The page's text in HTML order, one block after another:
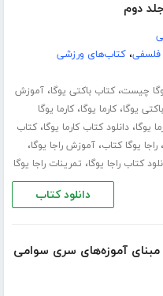
دوم
،کتاب‌های ورزشی
چیست،کتاب باکتی یوگا،آموزش
یوگا،کارما یوگا،کارما یوگا
یوگا،دانلود کتاب کارما یوگا،کتاب
،راجا یوگا کتاب،آموزش راجا یوگا،
کتاب راجا یوگا، تمرینات راجا یوگا
دانلود کتاب
مبنای آموزه‌های سری سوامی